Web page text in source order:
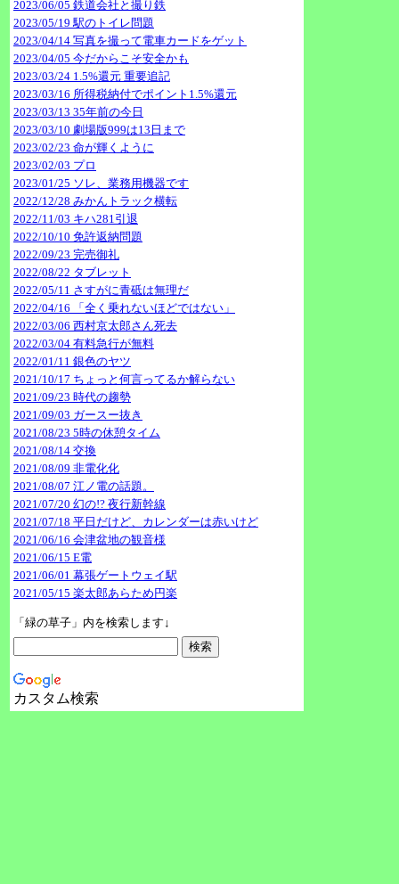
2023/06/05 鉄道会社と撮り鉄
2023/05/19 駅のトイレ問題
2023/04/14 写真を撮って電車カードをゲット
2023/04/05 今だからこそ安全かも
2023/03/24 1.5%還元 重要追記
2023/03/16 所得税納付でポイント1.5%還元
2023/03/13 35年前の今日
2023/03/10 劇場版999は13日まで
2023/02/23 命が輝くように
2023/02/03 プロ
2023/01/25 ソレ、業務用機器です
2022/12/28 みかんトラック横転
2022/11/03 キハ281引退
2022/10/10 免許返納問題
2022/09/23 完売御礼
2022/08/22 タブレット
2022/05/11 さすがに青砥は無理だ
2022/04/16 「全く乗れないほどではない」
2022/03/06 西村京太郎さん死去
2022/03/04 有料急行が無料
2022/01/11 銀色のヤツ
2021/10/17 ちょっと何言ってるか解らない
2021/09/23 時代の趨勢
2021/09/03 ガースー抜き
2021/08/23 5時の休憩タイム
2021/08/14 交換
2021/08/09 非電化化
2021/08/07 江ノ電の話題。
2021/07/20 幻の!? 夜行新幹線
2021/07/18 平日だけど、カレンダーは赤いけど
2021/06/16 会津盆地の観音様
2021/06/15 E電
2021/06/01 幕張ゲートウェイ駅
2021/05/15 楽太郎あらため円楽
「緑の草子」内を検索します↓
カスタム検索